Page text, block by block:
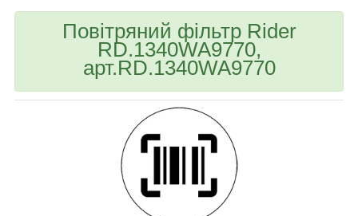
Повітряний фільтр Rider
RD.1340WA9770,
арт.RD.1340WA9770